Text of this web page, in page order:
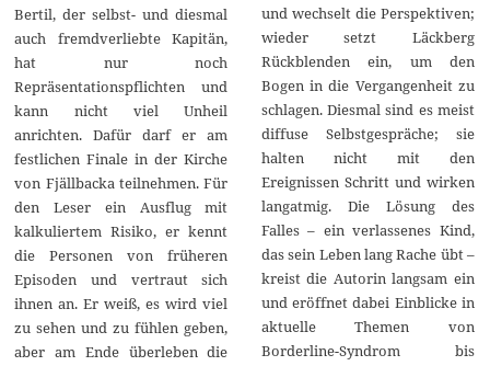
Bertil, der selbst- und diesmal
auch fremdverliebte Kapitän,
hat nur noch
Repräsentationspflichten und
kann nicht viel Unheil
anrichten. Dafür darf er am
festlichen Finale in der Kirche
von Fjällbacka teilnehmen. Für
den Leser ein Ausflug mit
kalkuliertem Risiko, er kennt
die Personen von früheren
Episoden und vertraut sich
ihnen an. Er weiß, es wird viel
zu sehen und zu fühlen geben,
aber am Ende überleben die
und wechselt die Perspektiven;
wieder setzt Läckberg
Rückblenden ein, um den
Bogen in die Vergangenheit zu
schlagen. Diesmal sind es meist
diffuse Selbstgespräche; sie
halten nicht mit den
Ereignissen Schritt und wirken
langatmig. Die Lösung des
Falles – ein verlassenes Kind,
das sein Leben lang Rache übt –
kreist die Autorin langsam ein
und eröffnet dabei Einblicke in
aktuelle Themen von
Borderline-Syndrom bis